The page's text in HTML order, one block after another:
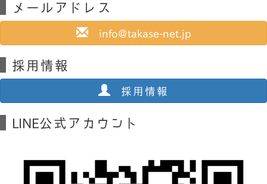
メールアドレス
info@takase-net.jp
採用情報
採用情報
LINE公式アカウント